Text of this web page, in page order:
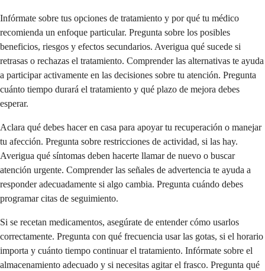
Infórmate sobre tus opciones de tratamiento y por qué tu médico
recomienda un enfoque particular. Pregunta sobre los posibles
beneficios, riesgos y efectos secundarios. Averigua qué sucede si
retrasas o rechazas el tratamiento. Comprender las alternativas te ayuda
a participar activamente en las decisiones sobre tu atención. Pregunta
cuánto tiempo durará el tratamiento y qué plazo de mejora debes
esperar.
Aclara qué debes hacer en casa para apoyar tu recuperación o manejar
tu afección. Pregunta sobre restricciones de actividad, si las hay.
Averigua qué síntomas deben hacerte llamar de nuevo o buscar
atención urgente. Comprender las señales de advertencia te ayuda a
responder adecuadamente si algo cambia. Pregunta cuándo debes
programar citas de seguimiento.
Si se recetan medicamentos, asegúrate de entender cómo usarlos
correctamente. Pregunta con qué frecuencia usar las gotas, si el horario
importa y cuánto tiempo continuar el tratamiento. Infórmate sobre el
almacenamiento adecuado y si necesitas agitar el frasco. Pregunta qué